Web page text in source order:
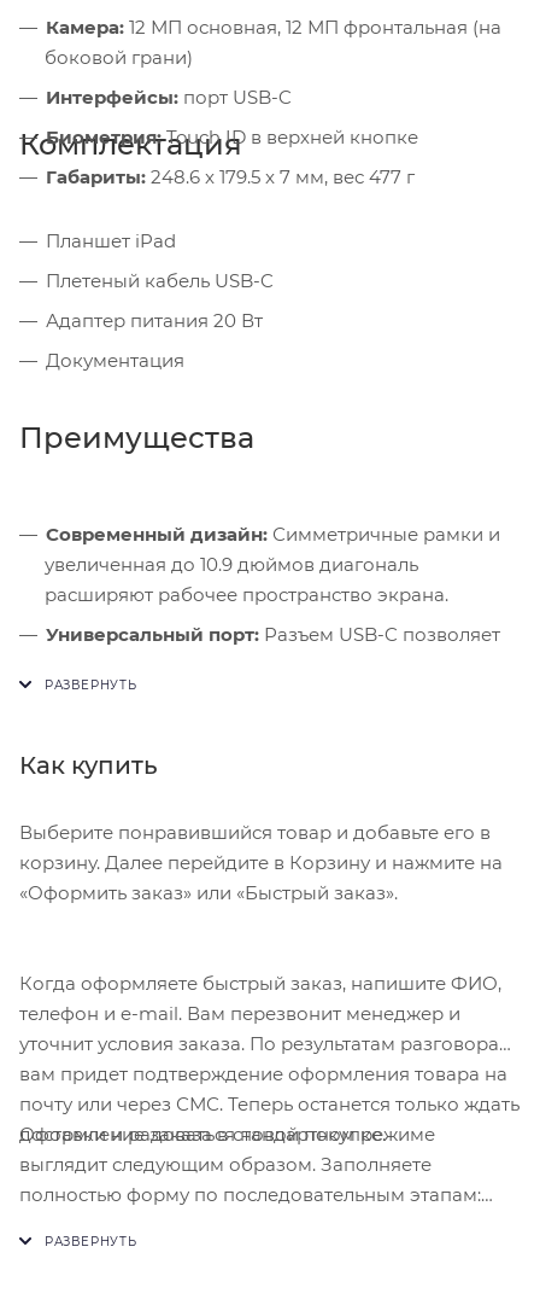
Камера: 12 МП основная, 12 МП фронтальная (на
боковой грани)
Интерфейсы: порт USB-C
Биометрия:Touch ID в верхней кнопке
Габариты: 248.6 x 179.5 x 7 мм, вес 477 г
Комплектация
Планшет iPad
Плетеный кабель USB-C
Адаптер питания 20 Вт
Документация
Преимущества
Современный дизайн: Симметричные рамки и
увеличенная до 10.9 дюймов диагональ
расширяют рабочее пространство экрана.
Универсальный порт: Разъем USB-C позволяет
устройство единым кабелем.
длинной грани обеспечивает правильный ракурс
Как купить
Выберите понравившийся товар и добавьте его в
корзину. Далее перейдите в Корзину и нажмите на
«Оформить заказ» или «Быстрый заказ».
Когда оформляете быстрый заказ, напишите ФИО,
телефон и e-mail. Вам перезвонит менеджер и
уточнит условия заказа. По результатам разговора
вам придет подтверждение оформления товара на
почту или через СМС. Теперь останется только ждать
доставки и радоваться новой покупке.
Оформление заказа в стандартном режиме
выглядит следующим образом. Заполняете
полностью форму по последовательным этапам: